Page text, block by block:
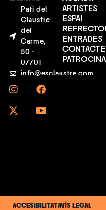
Pati del
Claustre
del
Carme,
50 -
07701
info@esclaustre.com
ARTISTES
ESPAI
ENTRADES
CONTACTE
ACCESIBILITATAVÍS LEGAL